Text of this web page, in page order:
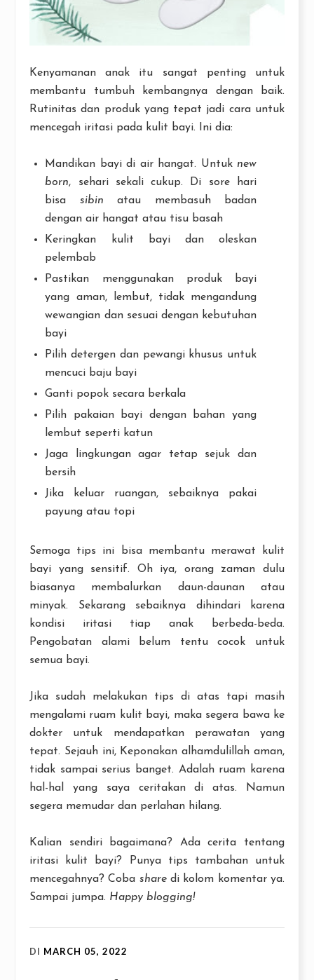
Kenyamanan anak itu sangat penting untuk
membantu tumbuh kembangnya dengan baik.
Rutinitas dan produk yang tepat jadi cara untuk
mencegah iritasi pada kulit bayi. Ini dia:
Mandikan bayi di air hangat. Untuk new
born, sehari sekali cukup. Di sore hari
bisa sibin atau membasuh badan
dengan air hangat atau tisu basah
Keringkan kulit bayi dan oleskan
pelembab
Pastikan menggunakan produk bayi
yang aman, lembut, tidak mengandung
wewangian dan sesuai dengan kebutuhan
bayi
Pilih detergen dan pewangi khusus untuk
mencuci baju bayi
Ganti popok secara berkala
Pilih pakaian bayi dengan bahan yang
lembut seperti katun
Jaga lingkungan agar tetap sejuk dan
bersih
Jika keluar ruangan, sebaiknya pakai
payung atau topi
Semoga tips ini bisa membantu merawat kulit
bayi yang sensitif. Oh iya, orang zaman dulu
biasanya membalurkan daun-daunan atau
minyak. Sekarang sebaiknya dihindari karena
kondisi iritasi tiap anak berbeda-beda.
Pengobatan alami belum tentu cocok untuk
semua bayi.
Jika sudah melakukan tips di atas tapi masih
mengalami ruam kulit bayi, maka segera bawa ke
dokter untuk mendapatkan perawatan yang
tepat. Sejauh ini, Keponakan alhamdulillah aman,
tidak sampai serius banget. Adalah ruam karena
hal-hal yang saya ceritakan di atas. Namun
segera memudar dan perlahan hilang.
Kalian sendiri bagaimana? Ada cerita tentang
iritasi kulit bayi? Punya tips tambahan untuk
mencegahnya? Coba sharedi kolom komentar ya.
Sampai jumpa. Happy blogging!
DI MARCH 05, 2022